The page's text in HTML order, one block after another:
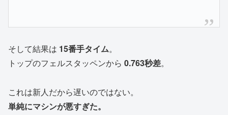
そして結果は 15番手タイム。
トップのフェルスタッペンから 0.763秒差。
これは新人だから遅いのではない。
単純にマシンが悪すぎた。